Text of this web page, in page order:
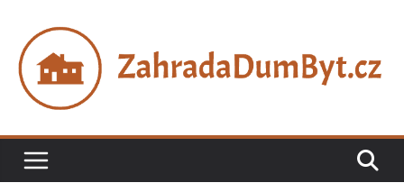
obsah